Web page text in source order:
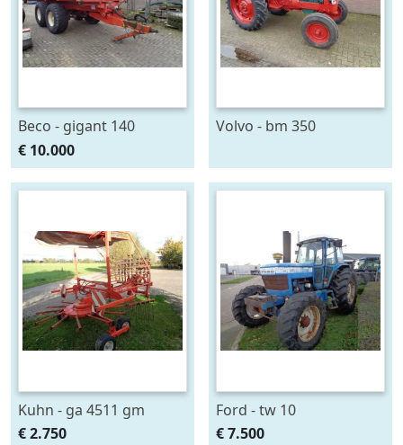
Beco - gigant 140
€ 10.000
Volvo - bm 350
Kuhn - ga 4511 gm
€ 2.750
Ford - tw 10
€ 7.500